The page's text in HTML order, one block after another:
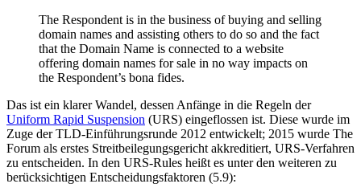
The Respondent is in the business of buying and selling
domain names and assisting others to do so and the fact
that the Domain Name is connected to a website
offering domain names for sale in no way impacts on
the Respondent’s bona fides.
Das ist ein klarer Wandel, dessen Anfänge in die Regeln der
Uniform Rapid Suspension (URS) eingeflossen ist. Diese wurde im
Zuge der TLD-Einführungsrunde 2012 entwickelt; 2015 wurde The
Forum als erstes Streitbeilegungsgericht akkreditiert, URS-Verfahren
zu entscheiden. In den URS-Rules heißt es unter den weiteren zu
berücksichtigen Entscheidungsfaktoren (5.9):